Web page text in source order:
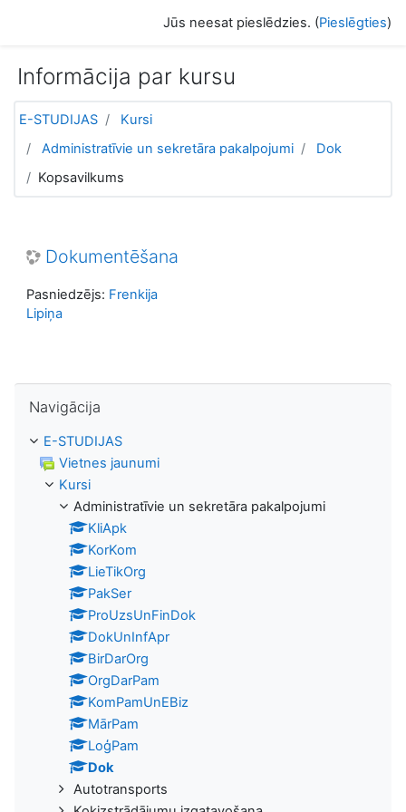
Jūs neesat pieslēdzies. (Pieslēgties)
Informācija par kursu
E-STUDIJAS
Kursi
Administratīvie un sekretāra pakalpojumi
Dok
Kopsavilkums
Dokumentēšana
Pasniedzējs: Frenkija
Lipiņa
Navigācija
E-STUDIJAS
Vietnes jaunumi
Kursi
Administratīvie un sekretāra pakalpojumi
KliApk
KorKom
LieTikOrg
PakSer
ProUzsUnFinDok
DokUnInfApr
BirDarOrg
OrgDarPam
KomPamUnEBiz
MārPam
LoģPam
Dok
Autotransports